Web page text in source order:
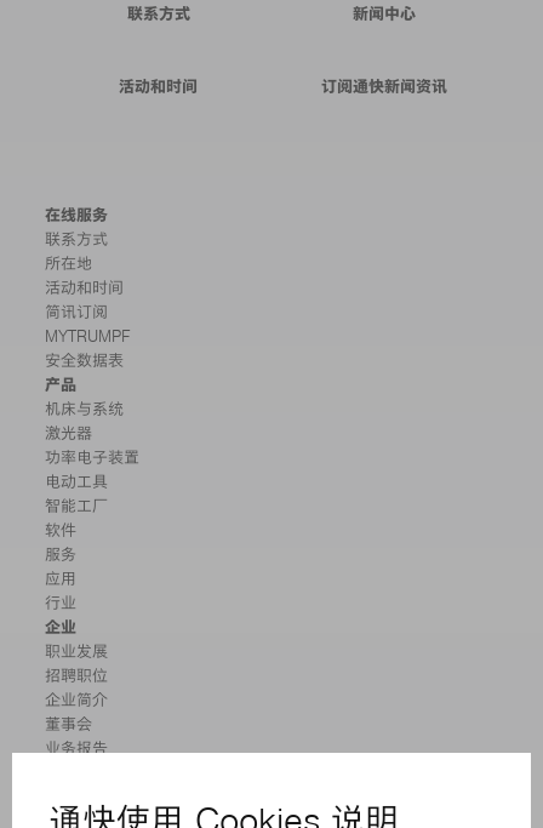
联系方式 新闻中心
活动和时间 订阅通快新闻资讯
在线服务
联系方式
所在地
活动和时间
简讯订阅
MYTRUMPF
安全数据表
产品
机床与系统
激光器
功率电子装置
电动工具
智能工厂
软件
服务
应用
行业
企业
职业发展
招聘职位
企业简介
董事会
业务报告
举报系统